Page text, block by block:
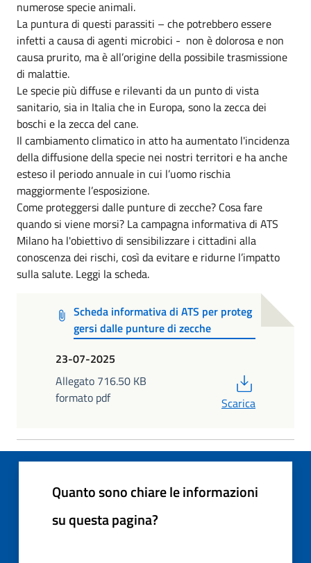
numerose specie animali.
La puntura di questi parassiti – che potrebbero essere
infetti a causa di agenti microbici - non è dolorosa e non
causa prurito, ma è all’origine della possibile trasmissione
di malattie.
Le specie più diffuse e rilevanti da un punto di vista
sanitario, sia in Italia che in Europa, sono la zecca dei
boschi e la zecca del cane.
Il cambiamento climatico in atto ha aumentato l'incidenza
della diffusione della specie nei nostri territori e ha anche
esteso il periodo annuale in cui l’uomo rischia
maggiormente l’esposizione.
Come proteggersi dalle punture di zecche? Cosa fare
quando si viene morsi? La campagna informativa di ATS
Milano ha l'obiettivo di sensibilizzare i cittadini alla
conoscenza dei rischi, così da evitare e ridurne l’impatto
sulla salute. Leggi la scheda.
Scheda informativa di ATS per proteg
gersi dalle punture di zecche
23-07-2025
Allegato 716.50 KB
formato pdf
Scarica
Quanto sono chiare le informazioni
su questa pagina?